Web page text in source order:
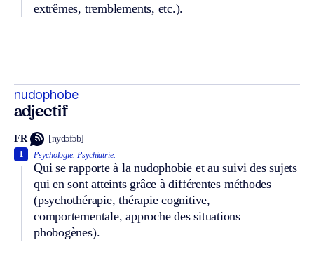
extrêmes, tremblements, etc.).
nudophobe
adjectif
FR [nydɔfɔb]
Psychologie. Psychiatrie.
Qui se rapporte à la nudophobie et au suivi des sujets
qui en sont atteints grâce à différentes méthodes
(psychothérapie, thérapie cognitive,
comportementale, approche des situations
phobogènes).
1